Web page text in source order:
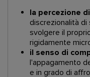
la percezione
discrezionalità
svolgere il
rigidamente
il senso di
l'appagamento
e in grado di